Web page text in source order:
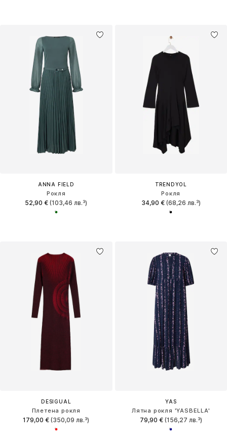
ANNA FIELD
Рокля
52,90 € (103,46 лв.³)
TRENDYOL
Рокля
34,90 €(68,26 лв.³)
DESIGUAL
Плетена рокля
179,00 € (350,09 лв.³)
YAS
Лятна рокля 'YASBELLA'
79,90 €(156,27 лв.³)